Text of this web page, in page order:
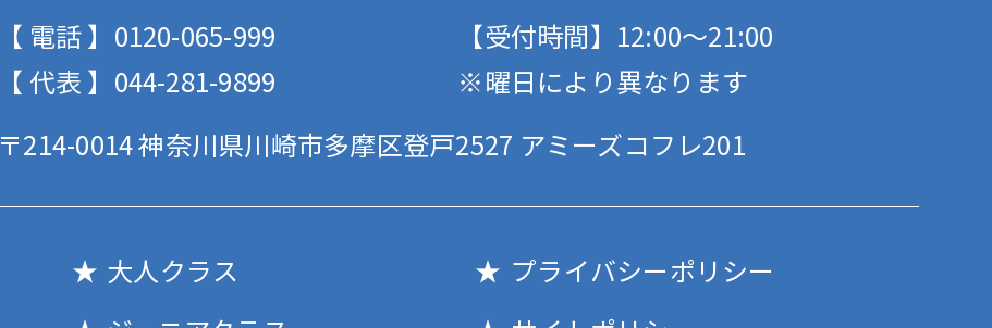
【 電話 】0120-065-999
【 代表 】044-281-9899
【受付時間】12:00〜21:00
※曜日により異なります
〒214-0014神奈川県川崎市多摩区登戸2527 アミーズコフレ201
大人クラス
プライバシーポリシー